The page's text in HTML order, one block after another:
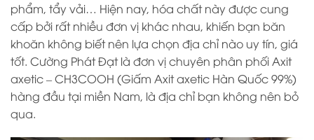
phẩm, tẩy vải… Hiện nay, hóa chất này được cung
cấp bởi rất nhiều đơn vị khác nhau, khiến bạn băn
khoăn không biết nên lựa chọn địa chỉ nào uy tín, giá
tốt. Cường Phát Đạt là đơn vị chuyên phân phối Axit
axetic – CH3COOH (Giấm Axit axetic Hàn Quốc 99%)
hàng đầu tại miền Nam, là địa chỉ bạn không nên bỏ
qua.